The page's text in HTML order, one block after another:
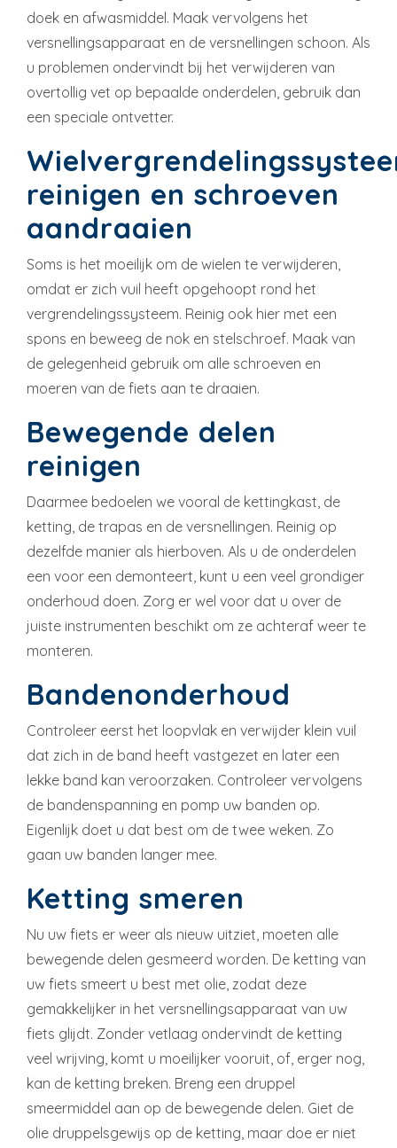
doek en afwasmiddel. Maak vervolgens het
versnellingsapparaat en de versnellingen schoon. Als
u problemen ondervindt bij het verwijderen van
overtollig vet op bepaalde onderdelen, gebruik dan
een speciale ontvetter.
reinigen en schroeven
aandraaien
Soms is het moeilijk om de wielen te verwijderen,
omdat er zich vuil heeft opgehoopt rond het
vergrendelingssysteem. Reinig ook hier met een
spons en beweeg de nok en stelschroef. Maak van
de gelegenheid gebruik om alle schroeven en
moeren van de fiets aan te draaien.
Bewegende delen
reinigen
Daarmee bedoelen we vooral de kettingkast, de
ketting, de trapas en de versnellingen. Reinig op
dezelfde manier als hierboven. Als u de onderdelen
een voor een demonteert, kunt u een veel grondiger
onderhoud doen. Zorg er wel voor dat u over de
juiste instrumenten beschikt om ze achteraf weer te
monteren.
Bandenonderhoud
Controleer eerst het loopvlak en verwijder klein vuil
dat zich in de band heeft vastgezet en later een
lekke band kan veroorzaken. Controleer vervolgens
de bandenspanning en pomp uw banden op.
Eigenlijk doet u dat best om de twee weken. Zo
gaan uw banden langer mee.
Ketting smeren
Nu uw fiets er weer als nieuw uitziet, moeten alle
bewegende delen gesmeerd worden. De ketting van
uw fiets smeert u best met olie, zodat deze
gemakkelijker in het versnellingsapparaat van uw
fiets glijdt. Zonder vetlaag ondervindt de ketting
veel wrijving, komt u moeilijker vooruit, of, erger nog,
kan de ketting breken. Breng een druppel
smeermiddel aan op de bewegende delen. Giet de
olie druppelsgewijs op de ketting, maar doe er niet